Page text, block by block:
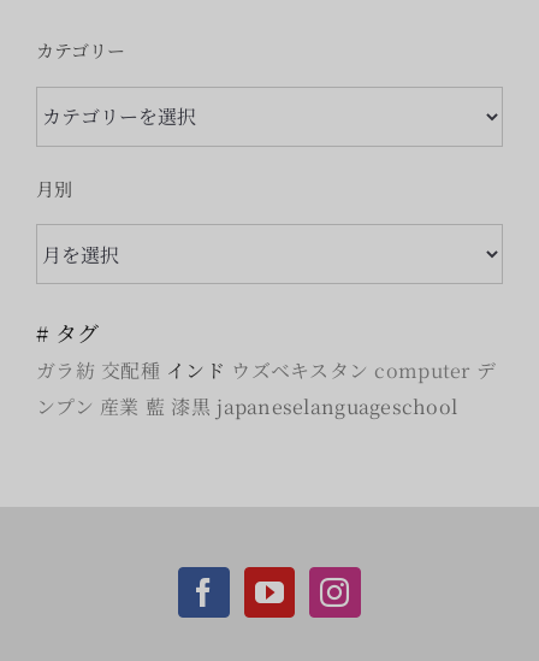
カテゴリー
カ
テ
ゴ
ー
月別
月
別
# タグ
ガラ紡 交配種 インド ウズベキスタン computer デ
ンプン 産業 藍 漆黒 japaneselanguageschool